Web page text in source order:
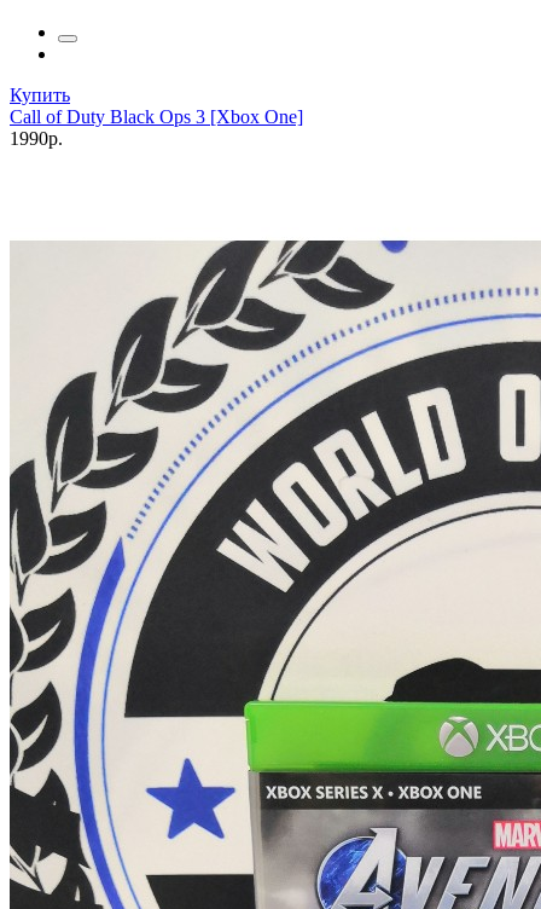
Купить
Call of Duty Black Ops 3 [Xbox One]
1990р.